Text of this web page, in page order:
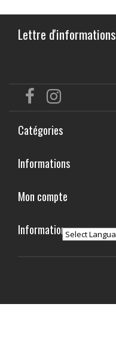
Lettre d'informations
Catégories
Informations
Mon compte
Informations